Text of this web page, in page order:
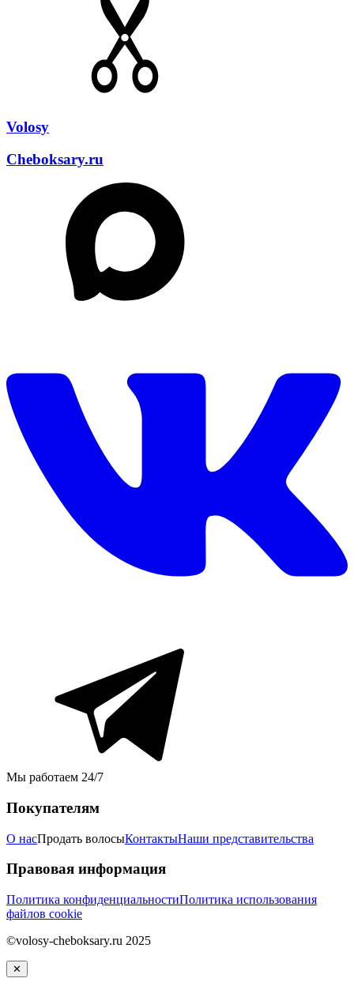
Volosy
Cheboksary.ru
Мы работаем 24/7
Покупателям
О насПродать волосыКонтактыНаши представительства
Правовая информация
Политика конфиденциальностиПолитика использования
файлов cookie
©volosy-cheboksary.ru 2025
✕